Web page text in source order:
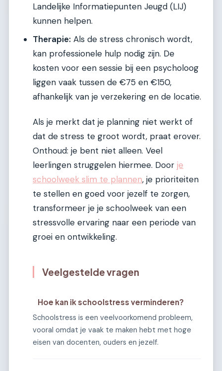
Landelijke Informatiepunten Jeugd (LIJ)
kunnen helpen.
Therapie: Als de stress chronisch wordt,
kan professionele hulp nodig zijn. De
kosten voor een sessie bij een psycholoog
liggen vaak tussen de €75 en €150,
afhankelijk van je verzekering en de locatie.
Als je merkt dat je planning niet werkt of
dat de stress te groot wordt, praat erover.
Onthoud: je bent niet alleen. Veel
leerlingen struggelen hiermee. Door je
schoolweek slim te plannen, je prioriteiten
te stellen en goed voor jezelf te zorgen,
transformeer je je schoolweek van een
stressvolle ervaring naar een periode van
groei en ontwikkeling.
Veelgestelde vragen
Hoe kan ik schoolstress verminderen?
Schoolstress is een veelvoorkomend probleem,
vooral omdat je vaak te maken hebt met hoge
eisen van docenten, ouders en jezelf.